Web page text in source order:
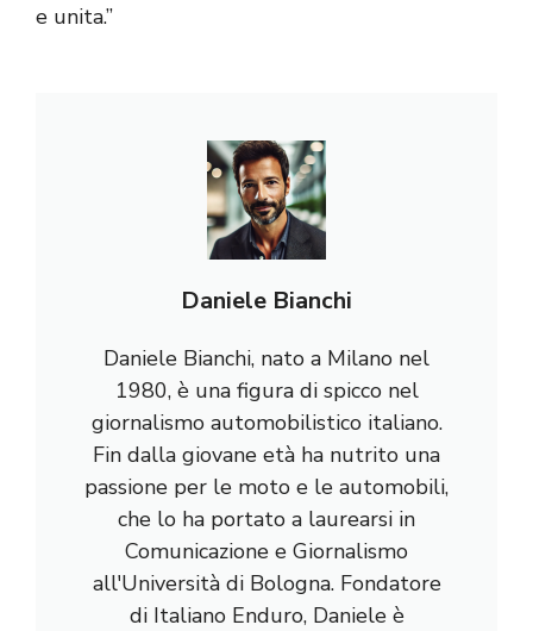
e unita.”
Daniele Bianchi
Daniele Bianchi, nato a Milano nel
1980, è una figura di spicco nel
giornalismo automobilistico italiano.
Fin dalla giovane età ha nutrito una
passione per le moto e le automobili,
che lo ha portato a laurearsi in
Comunicazione e Giornalismo
all'Università di Bologna. Fondatore
di Italiano Enduro, Daniele è